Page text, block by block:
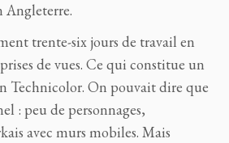
Angleterre.
trente-six jours de travail en
de vues. Ce qui constitue un
Technicolor. On pouvait dire que
: peu de personnages,
avec murs mobiles. Mais